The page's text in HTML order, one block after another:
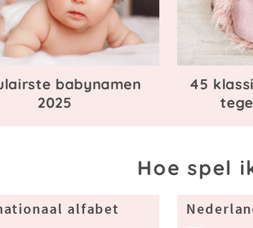
babynamen
2025
45
Hoe spel
alfabet